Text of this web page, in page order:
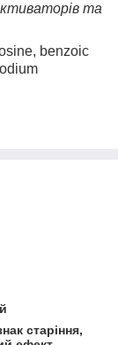
та
benzoic
старіння,